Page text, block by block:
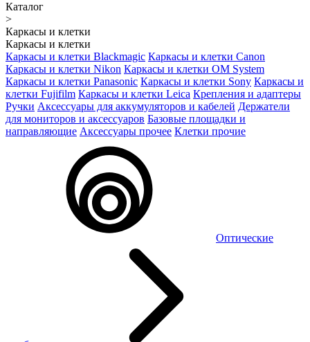
Каталог
>
Каркасы и клетки
Каркасы и клетки
Каркасы и клетки Blackmagic Каркасы и клетки Canon
Каркасы и клетки Nikon Каркасы и клетки OM System
Каркасы и клетки Panasonic Каркасы и клетки Sony Каркасы и
клетки Fujifilm Каркасы и клетки Leica Крепления и адаптеры
Ручки Аксессуары для аккумуляторов и кабелей Держатели
для мониторов и аксессуаров Базовые площадки и
направляющие Аксессуары прочее Клетки прочие
Оптические